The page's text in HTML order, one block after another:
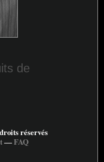
de
réservés
―FAQ